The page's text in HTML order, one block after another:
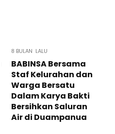
8 BULAN LALU
BABINSA Bersama
Staf Kelurahan dan
Warga Bersatu
Dalam Karya Bakti
Bersihkan Saluran
Air di Duampanua